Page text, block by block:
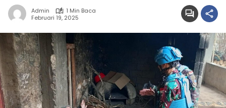
Admin
1 Min Baca
Februari 19, 2025